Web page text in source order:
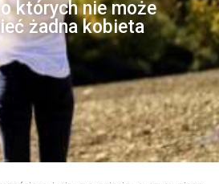
których nie może
żadna kobieta